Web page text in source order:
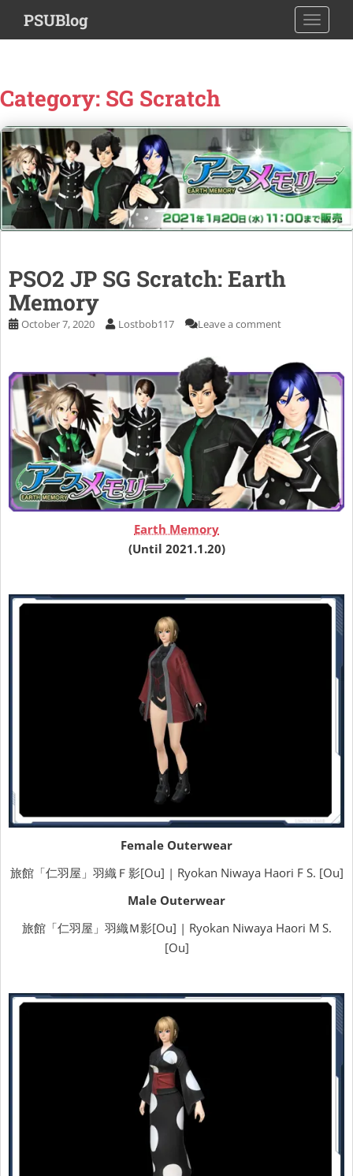
i
o
a
n
c
o
n
PSUBlog
Category: SG Scratch
PSO2 JP SG Scratch: Earth
Memory
October 7, 2020 Lostbob117 Leave a comment
Earth Memory
(Until 2021.1.20)
Female Outerwear
旅館「仁羽屋」羽織Ｆ影[Ou] | Ryokan Niwaya Haori F S. [Ou]
Male Outerwear
旅館「仁羽屋」羽織Ｍ影[Ou] | Ryokan Niwaya Haori M S.
[Ou]